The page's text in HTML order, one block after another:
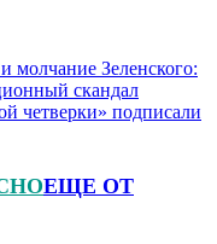
молчание Зеленского:
скандал
четверки» подписали
ЕЩЕ ОТ